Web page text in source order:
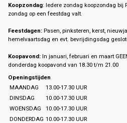
Koopzondag: Iedere zondag koopzondag bij
zondag op een feestdag valt.
Feestdagen: Pasen, pinksteren, kerst,
hemelvaartsdag en evt. bevrijdingsdag
Koopavond: In januari, februari en maart
donderdag koopavond van 18.30 t/m 21.00
Openingstijden
MAANDAG
13.00-17.30 UUR
DINSDAG
10.00-17.30 UUR
WOENSDAG
10.00-17.30 UUR
DONDERDAG 10.00-17.30 UUR